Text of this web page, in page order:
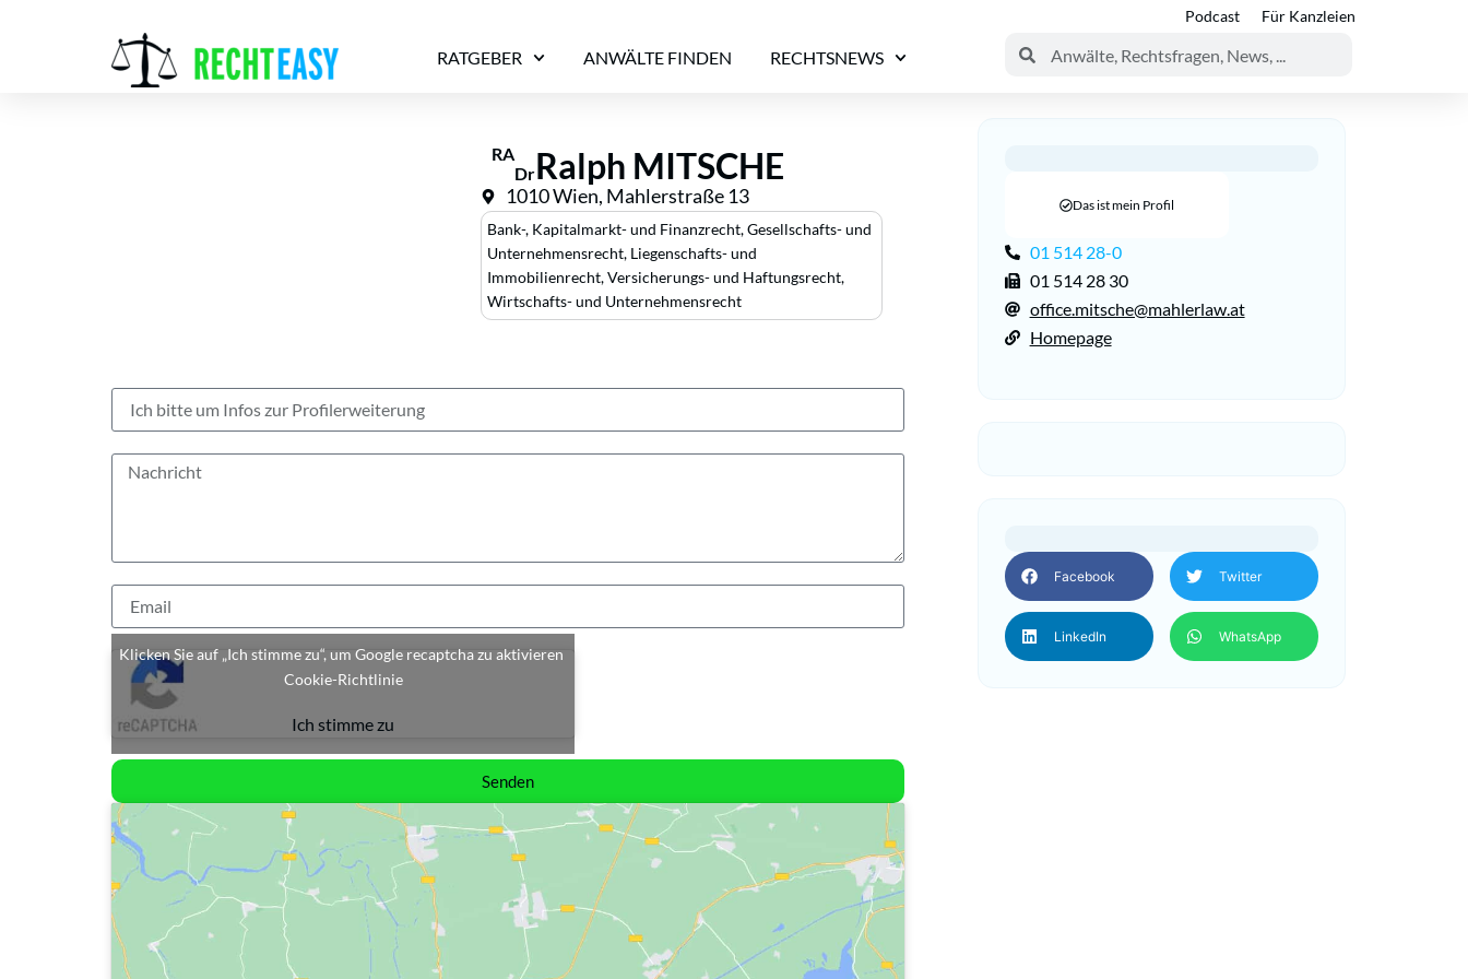
Podcast Für Kanzleien
RATGEBER ANWÄLTE FINDEN RECHTSNEWS
RA
DrRalph MITSCHE
1010 Wien, Mahlerstraße 13
Bank-, Kapitalmarkt- und Finanzrecht,Gesellschafts- und
Unternehmensrecht, Liegenschafts- und
Immobilienrecht,Versicherungs- und Haftungsrecht,
Wirtschafts- und Unternehmensrecht
Klicken Sie auf „Ich stimme zu“, um Google recaptcha zu aktivieren
Cookie-Richtlinie
Ich stimme zu
Senden
Das ist mein Profil
01 514 28-0
01 514 28 30
office.mitsche@mahlerlaw.at
Homepage
Facebook Twitter
LinkedIn WhatsApp